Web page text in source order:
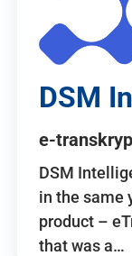
DSM
e-
DSM
in the same
product –
that was a…